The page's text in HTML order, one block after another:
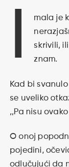
I
mala je
skrivili,
znam.
Kad bi
se uveliko
,,Pa nisu
O onoj
pojedini,
odlučujući da